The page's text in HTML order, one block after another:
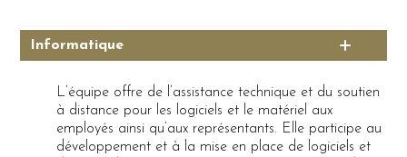
Informatique
L’équipe offre de l’assistance technique et du soutien
à distance pour les logiciels et le matériel aux
employés ainsi qu’aux représentants. Elle participe au
développement et à la mise en place de logiciels et